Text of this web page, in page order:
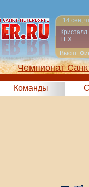
14 сен,
Кристалл
LEX
Высш
Чемпионат
Команды